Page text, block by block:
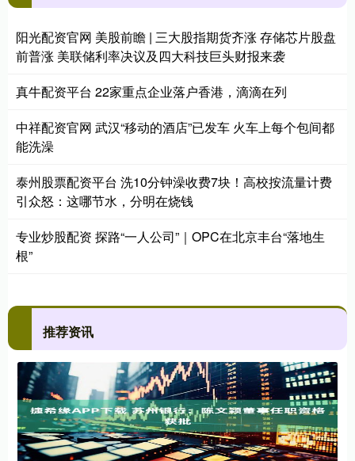
阳光配资官网 美股前瞻 | 三大股指期货齐涨 存储芯片股盘
前普涨 美联储利率决议及四大科技巨头财报来袭
真牛配资平台 22家重点企业落户香港，滴滴在列
中祥配资官网 武汉“移动的酒店”已发车 火车上每个包间都
能洗澡
泰州股票配资平台 洗10分钟澡收费7块！高校按流量计费
引众怒：这哪节水，分明在烧钱
专业炒股配资 探路“一人公司”｜OPC在北京丰台“落地生
根”
推荐资讯